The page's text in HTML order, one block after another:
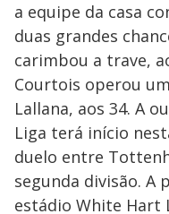
a equipe da casa
duas grandes
carimbou a trave,
Courtois operou
Lallana, aos 34. A
Liga terá início
duelo entre
segunda divisão. A
estádio White Hart